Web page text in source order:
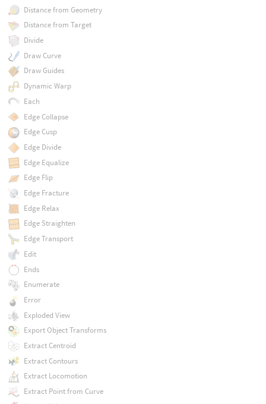
Distance from Geometry
Distance from Target
Divide
Draw Curve
Draw Guides
Dynamic Warp
Each
Edge Collapse
Edge Cusp
Edge Divide
Edge Equalize
Edge Flip
Edge Fracture
Edge Relax
Edge Straighten
Edge Transport
Edit
Ends
Enumerate
Error
Exploded View
Export Object Transforms
Extract Centroid
Extract Contours
Extract Locomotion
Extract Point from Curve